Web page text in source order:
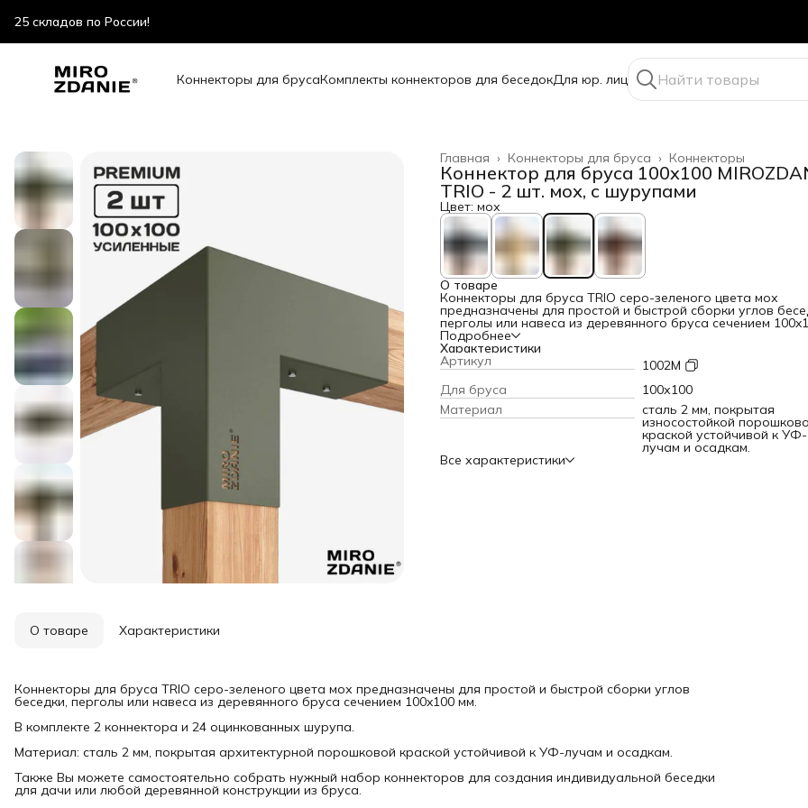
скидки до 47% весь июль!
Коннекторы для брусаКомплекты коннекторов для беседокДля юр. лиц
Коннекторы
Коннекторы для бруса ›
Главная ›
Коннектор для бруса 100x100
TRIO - 2 шт. мох, с шурупами
Цвет: мох
О товаре
Коннекторы для бруса TRIO серо-зеленого цвета мох
предназначены для простой и быстрой сборки углов
перголы или навеса из деревянного бруса сечением
мм.
В комплекте 2 коннектора и 24 оцинкованных шурупа.
Материал: сталь 2 мм, покрытая архитектурной
краской устойчивой к УФ-лучам и осадкам.
Также Вы можете самостоятельно собрать нужный набор
коннекторов для создания индивидуальной беседки для
или любой деревянной конструкции из бруса.
Подробнее
Характеристики
Артикул
1002M
Для бруса
100х100
Материал
сталь 2 мм, покрытая
износостойкой
краской устойчивой к УФ-
лучам и осадкам.
Все характеристики
О товаре Характеристики
Коннекторы для бруса TRIO серо-зеленого цвета мох предназначены для простой и быстрой сборки углов
беседки, перголы или навеса из деревянного бруса сечением 100x100 мм.
В комплекте 2 коннектора и 24 оцинкованных шурупа.
Материал: сталь 2 мм, покрытая архитектурной порошковой краской устойчивой к УФ-лучам и осадкам.
Также Вы можете самостоятельно собрать нужный набор коннекторов для создания индивидуальной беседки
для дачи или любой деревянной конструкции из бруса.